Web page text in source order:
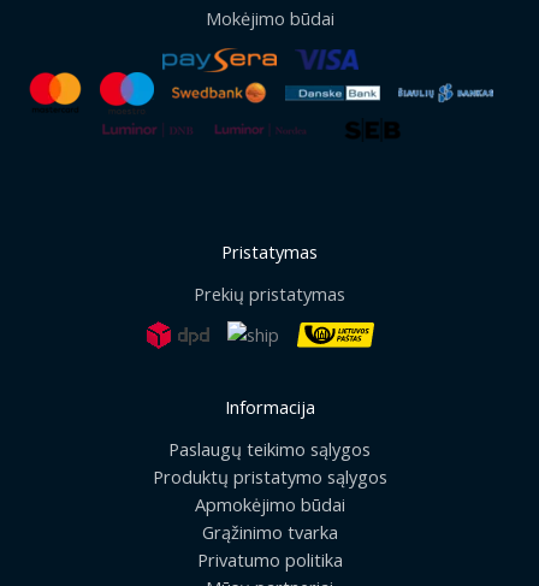
Mokėjimo būdai
Pristatymas
Prekių pristatymas
Informacija
Paslaugų teikimo sąlygos
Produktų pristatymo sąlygos
Apmokėjimo būdai
Grąžinimo tvarka
Privatumo politika